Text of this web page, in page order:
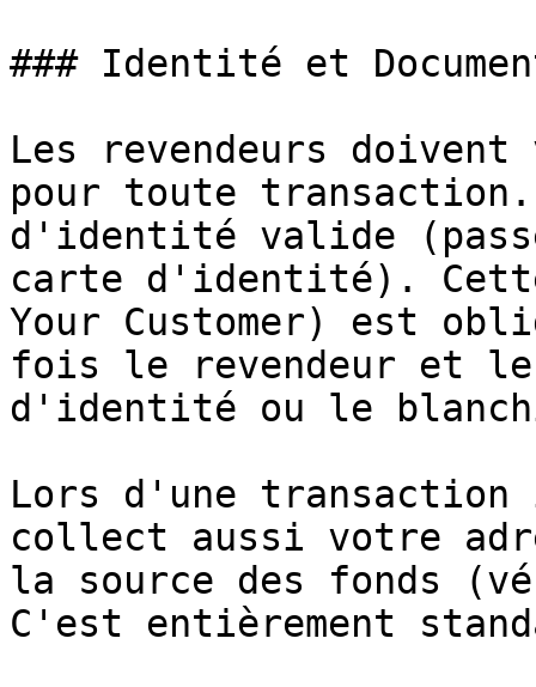
### Identité et
Les revendeurs
pour toute transaction.
d'identité valide
carte d'identité).
Your Customer) est
fois le revendeur et
d'identité ou le
Lors d'une transaction
collect aussi votre
la source des fonds
C'est entièrement